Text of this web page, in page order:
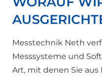
Messtechnik Neth
Messsysteme und
Art, mit denen Sie